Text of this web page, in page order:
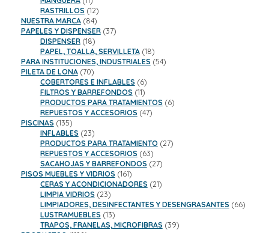
productos
RASTRILLOS 1212
productos
NUESTRA MARCA 8484
productos
PAPELES Y DISPENSER 3737
DISPENSER 1818
productos
PAPEL, TOALLA, SERVILLETA 1818
productos
PARA INSTITUCIONES, INDUSTRIALES 5454
PILETA DE LONA 7070
productos
COBERTORES E INFLABLES 66
productos
FILTROS Y BARREFONDOS 1111
productos
PRODUCTOS PARA TRATAMIENTOS 66
REPUESTOS Y ACCESORIOS 4747
PISCINAS 135135
productos
INFLABLES 2323
productos
PRODUCTOS PARA TRATAMIENTO 2727
REPUESTOS Y ACCESORIOS 6363
productos
SACAHOJAS Y BARREFONDOS 2727
PISOS MUEBLES Y VIDRIOS 161161
productos
CERAS Y ACONDICIONADORES 2121
LIMPIA VIDRIOS 2323
productos
LIMPIADORES, DESINFECTANTES Y DESENGRASANTES 6666
LUSTRAMUEBLES 1313
productos
TRAPOS, FRANELAS, MICROFIBRAS 3939